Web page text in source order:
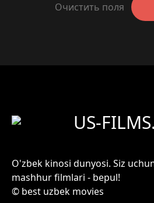
Очистить поля
US-
O'zbek kinosi dunyosi. Siz
mashhur filmlari - bepul!
© best uzbek movies